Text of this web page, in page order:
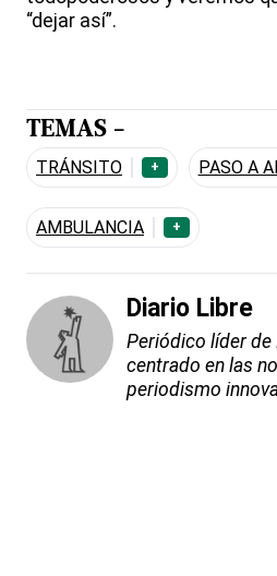
“dejar así”.
TEMAS -
TRÁNSITO + PASO A
AMBULANCIA +
Diario Libre
Periódico líder de
centrado en las
periodismo